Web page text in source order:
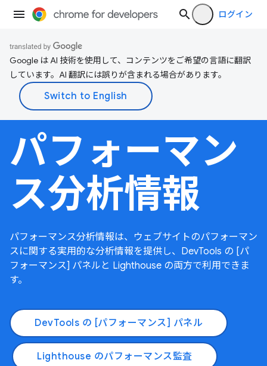
ログイン
Google は AI 技術を使用して、コンテンツをご希望の言語に翻訳
しています。AI 翻訳には誤りが含まれる場合があります。
パフォーマン
ス分析情報
パフォーマンス分析情報は、ウェブサイトのパフォーマン
スに関する実用的な分析情報を提供し、DevTools の [パ
フォーマンス] パネルと Lighthouse の両方で利用できま
す。
DevTools の [パフォーマンス] パネル
Lighthouse のパフォーマンス監査